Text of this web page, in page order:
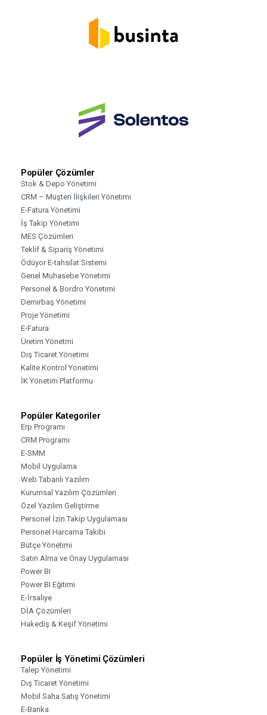
Popüler Çözümler
Stok & Depo Yönetimi
CRM – Müşteri İlişkileri Yönetimi
E-Fatura Yönetimi
İş Takip Yönetimi
MES Çözümleri
Teklif & Sipariş Yönetimi
Ödüyor E-tahsilat Sistemi
Genel Muhasebe Yönetimi
Personel & Bordro Yönetimi
Demirbaş Yönetimi
Proje Yönetimi
E-Fatura
Üretim Yönetmi
Dış Ticaret Yönetimi
Kalite Kontrol Yönetimi
İK Yönetim Platformu
Popüler Kategoriler
Erp Programı
CRM Programı
E-SMM
Mobil Uygulama
Web Tabanlı Yazılım
Kurumsal Yazılım Çözümleri
Özel Yazılım Geliştirme
Personel İzin Takip Uygulaması
Personel Harcama Takibi
Bütçe Yönetimi
Satın Alma ve Onay Uygulaması
Power BI
Power BI Eğitimi
E-İrsaliye
DİA Çözümleri
Hakediş & Keşif Yönetimi
Popüler İş Yönetimi Çözümleri
Talep Yönetimi
Dış Ticaret Yönetimi
Mobil Saha Satış Yönetimi
E-Banka